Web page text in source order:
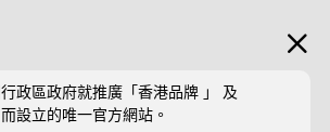
政區政府就推廣「香港品牌 」 及
設立的唯一官方網站。